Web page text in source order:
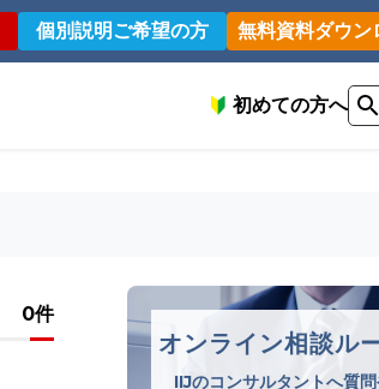
個別説明ご希望の方 無料資料ダウン
初めての方へ
0件
オンライン相談ル
IIJのコンサルタントへ質